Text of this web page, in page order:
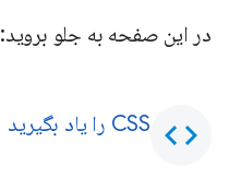
در این صفحه به جلو بروید:
code CSS را یاد بگیرید